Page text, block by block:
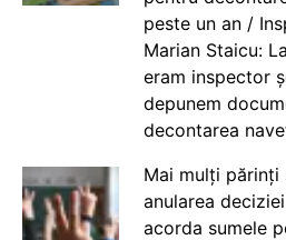
peste un an /
Marian Staicu:
eram inspector
depunem
decontarea
Mai mulți
anularea
acorda sumele